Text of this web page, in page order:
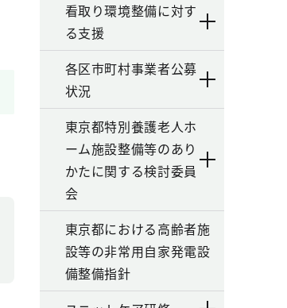
看取り環境整備に対す
る支援
各区市町村事業者公募
状況
東京都特別養護老人ホ
ーム施設整備等のあり
かたに関する検討委員
会
東京都における高齢者施
設等の非常用自家発電設
備整備指針